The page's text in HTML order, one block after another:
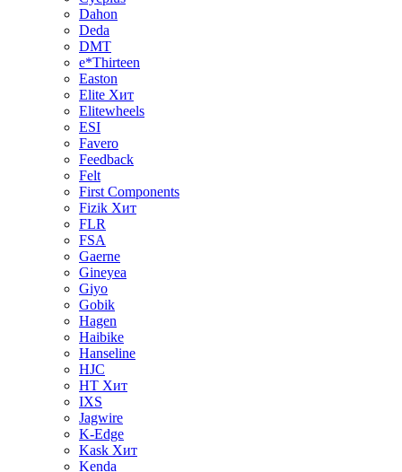
Dahon
Deda
DMT
e*Thirteen
Easton
Elite Хит
Elitewheels
ESI
Favero
Feedback
Felt
First Components
Fizik Хит
FLR
FSA
Gaerne
Gineyea
Giyo
Gobik
Hagen
Haibike
Hanseline
HJC
HT Хит
IXS
Jagwire
K-Edge
Kask Хит
Kenda